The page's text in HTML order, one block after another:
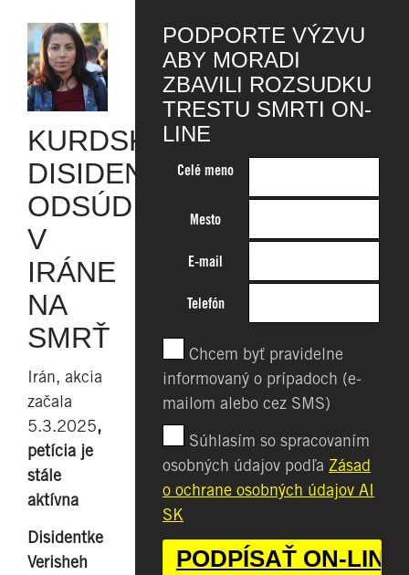
KURDSKÚ
DISIDENTKU
ODSÚDILI
V
IRÁNE
NA
SMRŤ
Irán, akcia
začala
5.3.2025,
petícia je
stále
aktívna
Disidentke
Verisheh
PODPORTE VÝZVU
ABY MORADI
ZBAVILI ROZSUDKU
TRESTU SMRTI ON-
LINE
Celé meno
Mesto
E-mail
Telefón
Chcem byť pravidelne
informovaný o prípadoch (e-
mailom alebo cez SMS)
Súhlasím so spracovaním
osobných údajov podľa Zásad
o ochrane osobných údajov AI
SK